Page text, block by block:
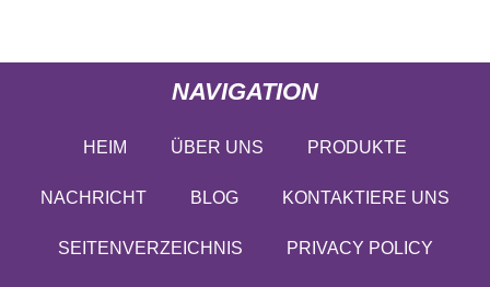
NAVIGATION
HEIM ÜBER UNS PRODUKTE
NACHRICHT BLOG KONTAKTIERE UNS
SEITENVERZEICHNIS PRIVACY POLICY